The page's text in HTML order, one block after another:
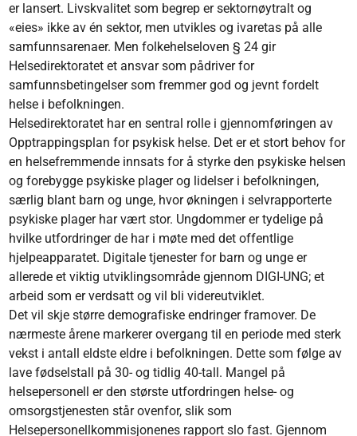
er lansert. Livskvalitet som begrep er sektornøytralt og
«eies» ikke av én sektor, men utvikles og ivaretas på alle
samfunnsarenaer. Men folkehelseloven § 24 gir
Helsedirektoratet et ansvar som pådriver for
samfunnsbetingelser som fremmer god og jevnt fordelt
helse i befolkningen.
Helsedirektoratet har en sentral rolle i gjennomføringen av
Opptrappingsplan for psykisk helse. Det er et stort behov for
en helsefremmende innsats for å styrke den psykiske helsen
og forebygge psykiske plager og lidelser i befolkningen,
særlig blant barn og unge, hvor økningen i selvrapporterte
psykiske plager har vært stor. Ungdommer er tydelige på
hvilke utfordringer de har i møte med det offentlige
hjelpeapparatet. Digitale tjenester for barn og unge er
allerede et viktig utviklingsområde gjennom DIGI-UNG; et
arbeid som er verdsatt og vil bli videreutviklet.
Det vil skje større demografiske endringer framover. De
nærmeste årene markerer overgang til en periode med sterk
vekst i antall eldste eldre i befolkningen. Dette som følge av
lave fødselstall på 30- og tidlig 40-tall. Mangel på
helsepersonell er den største utfordringen helse- og
omsorgstjenesten står ovenfor, slik som
Helsepersonellkommisjonenes rapport slo fast. Gjennom